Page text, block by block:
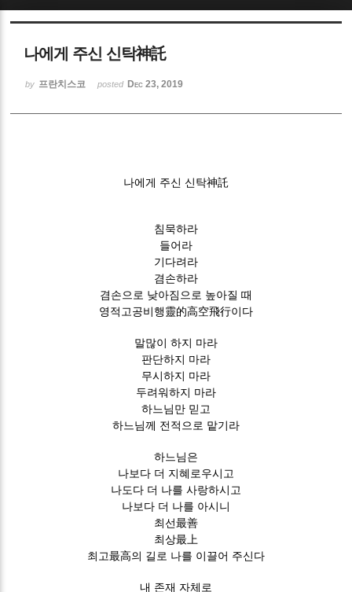
나에게 주신 신탁神託
by 프란치스코 posted Dec 23, 2019
나에게 주신 신탁神託
침묵하라
들어라
기다려라
겸손하라
겸손으로 낮아짐으로 높아질 때
영적고공비행靈的高空飛行이다
말많이 하지 마라
판단하지 마라
무시하지 마라
두려워하지 마라
하느님만 믿고
하느님께 전적으로 맡기라
하느님은
나보다 더 지혜로우시고
나도다 더 나를 사랑하시고
나보다 더 나를 아시니
최선最善
최상最上
최고最高의 길로 나를 이끌어 주신다
내 존재 자체로
Sketchbook5, 스케치북5
Sketchbook5, 스케치북5